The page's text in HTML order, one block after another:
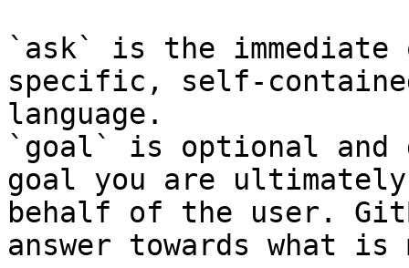
`ask` is the
specific, self-
language.
`goal` is optional and
goal you are
behalf of the user.
answer towards what